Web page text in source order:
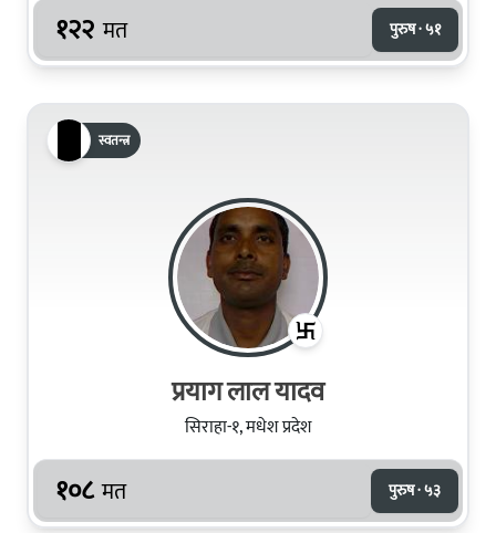
१२२ मत पुरुष · ५१
स्वतन्त्र
प्रयाग लाल यादव
सिराहा-१, मधेश प्रदेश
१०८ मत पुरुष · ५३